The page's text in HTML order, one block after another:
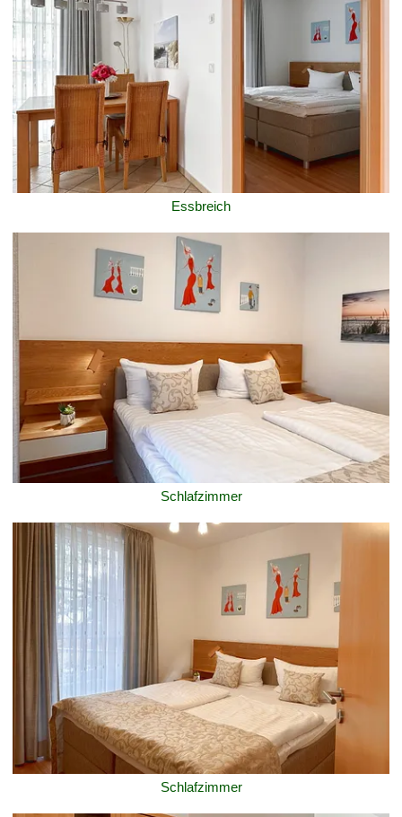
Essbreich
Schlafzimmer
Schlafzimmer